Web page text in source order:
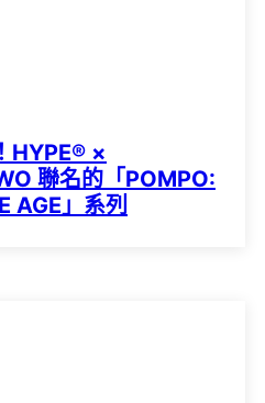
HYPE®️ ×
聯名的「POMPO:
AGE」系列